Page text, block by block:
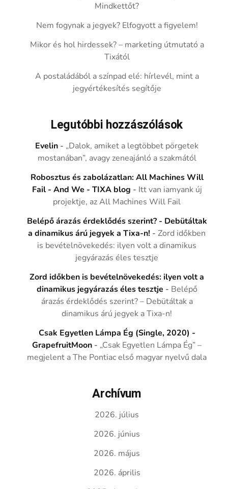
Mindkettőt?
Nem fogynak a jegyek? Elfogyott a figyelem!
Mikor és hol hirdessek? – marketing útmutató a
Tixától
A postaládából a színpad elé: hírlevél, mint a
jegyértékesítés segítője
Legutóbbi hozzászólások
Evelin - „Dalok, amiket a legtöbbet pörgetek
mostanában”, avagy zeneajánló a szakmától
Robosztus és zabolázatlan: All Machines Will
Fail - And We - TIXA blog - Itt van iamyank új
projektje, az All Machines Will Fail
Belépő árazás érdeklődés szerint? - Debütáltak
a dinamikus árú jegyek a Tixa-n! -Zord időkben
is bevételnövekedés: ilyen volt a dinamikus
jegyárazás éles tesztje
Zord időkben is bevételnövekedés: ilyen volt a
dinamikus jegyárazás éles tesztje - Belépő
árazás érdeklődés szerint? – Debütáltak a
dinamikus árú jegyek a Tixa-n!
Csak Egyetlen Lámpa Ég (Single, 2020) -
GrapefruitMoon - „Csak Egyetlen Lámpa Ég” –
megjelent a The Pontiac első magyar nyelvű dala
Archívum
2026. július
2026. június
2026. május
2026. április